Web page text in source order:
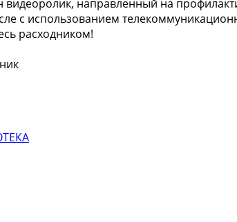
направленный на
с использованием
расходником!